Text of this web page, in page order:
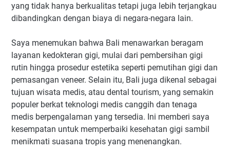
yang tidak hanya berkualitas tetapi juga lebih terjangkau
dibandingkan dengan biaya di negara-negara lain.
Saya menemukan bahwa Bali menawarkan beragam
layanan kedokteran gigi, mulai dari pembersihan gigi
rutin hingga prosedur estetika seperti pemutihan gigi dan
pemasangan veneer. Selain itu, Bali juga dikenal sebagai
tujuan wisata medis, atau dental tourism, yang semakin
populer berkat teknologi medis canggih dan tenaga
medis berpengalaman yang tersedia. Ini memberi saya
kesempatan untuk memperbaiki kesehatan gigi sambil
menikmati suasana tropis yang menenangkan.